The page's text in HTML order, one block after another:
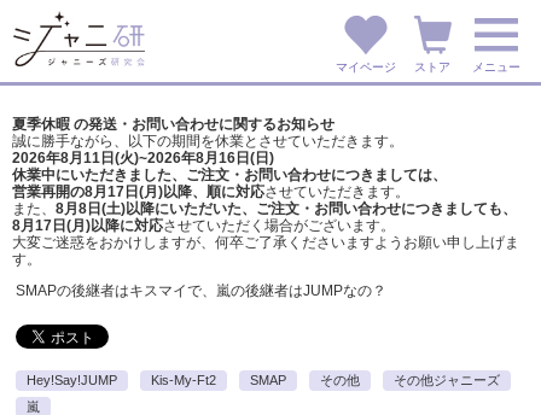
マイページ ストア メニュー
夏季休暇 の発送・お問い合わせに関するお知らせ
誠に勝手ながら、以下の期間を休業とさせていただきます。
2026年8月11日(火)~2026年8月16日(日)
休業中にいただきました、ご注文・お問い合わせにつきましては、
営業再開の8月17日(月)以降、順に対応させていただきます。
また、 8月8日(土)以降にいただいた、ご注文・ お問い合わせにつきましても、
8月17日(月)以降に対応させていただく場合がございます。
大変ご迷惑をおかけしますが、 何卒ご了承くださいますようお願い申し上げま
す。
SMAPの後継者はキスマイで、嵐の後継者はJUMPなの？
Hey!Say!JUMP Kis-My-Ft2 SMAP その他
その他ジャニーズ
嵐